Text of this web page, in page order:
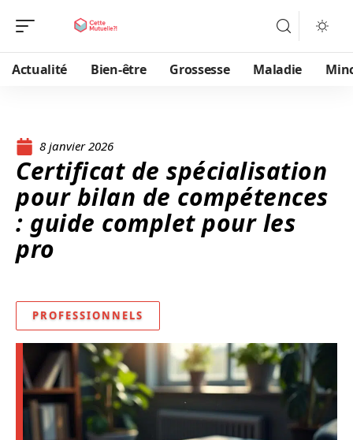
Actualité Bien-être Grossesse Maladie
8 janvier 2026
Certificat de spécialisation
pour bilan de compétences
: guide complet pour les
pro
PROFESSIONNELS